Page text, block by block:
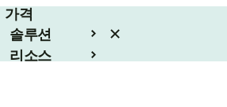
가격
솔루션
리소스